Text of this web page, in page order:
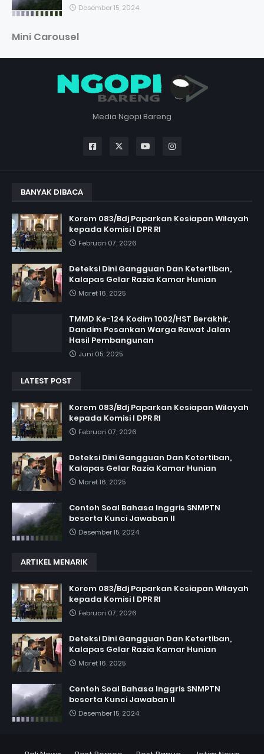
Desember 15, 2024
Mini Carousel
Media Ngopi Bareng
BANYAK DIBACA
Korem 083/Bdj Paparkan Kesiapan Wilayah
kepada Komisi I DPR RI
Februari 07, 2026
Deteksi Dini Gangguan Dan Ketertiban,
Kalapas Gelar Razia Kamar Hunian
Maret 16, 2025
TMMD Ke-124 Kodim 1002/HST Berakhir,
Dandim Pesankan Warga Rawat Jalan
Hasil Pembangunan
Juni 05, 2025
LATEST POST
Korem 083/Bdj Paparkan Kesiapan Wilayah
kepada Komisi I DPR RI
Februari 07, 2026
Deteksi Dini Gangguan Dan Ketertiban,
Kalapas Gelar Razia Kamar Hunian
Maret 16, 2025
Contoh Soal Bahasa Inggris SNMPTN
beserta Kunci Jawaban II
Desember 15, 2024
ARTIKEL MENARIK
Korem 083/Bdj Paparkan Kesiapan Wilayah
kepada Komisi I DPR RI
Februari 07, 2026
Deteksi Dini Gangguan Dan Ketertiban,
Kalapas Gelar Razia Kamar Hunian
Maret 16, 2025
Contoh Soal Bahasa Inggris SNMPTN
beserta Kunci Jawaban II
Desember 15, 2024